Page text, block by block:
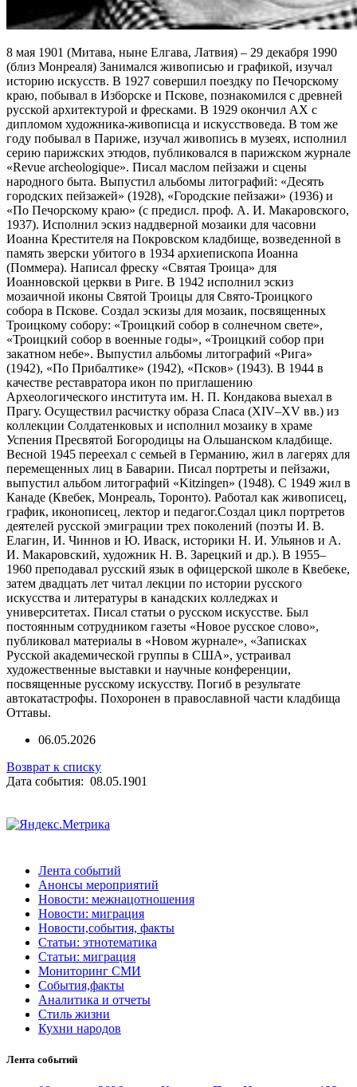
8 мая 1901 (Митава, ныне Елгава, Латвия) – 29 декабря 1990
(близ Монреаля) Занимался живописью и графикой, изучал
историю искусств. В 1927 совершил поездку по Печорскому
краю, побывал в Изборске и Пскове, познакомился с древней
русской архитектурой и фресками. В 1929 окончил АХ с
дипломом художника-живописца и искусствоведа. В том же
году побывал в Париже, изучал живопись в музеях, исполнил
серию парижских этюдов, публиковался в парижском журнале
«Revue archeologique». Писал маслом пейзажи и сцены
народного быта. Выпустил альбомы литографий: «Десять
городских пейзажей» (1928), «Городские пейзажи» (1936) и
«По Печорскому краю» (с предисл. проф. А. И. Макаровского,
1937). Исполнил эскиз наддверной мозаики для часовни
Иоанна Крестителя на Покровском кладбище, возведенной в
память зверски убитого в 1934 архиепископа Иоанна
(Поммера). Написал фреску «Святая Троица» для
Иоанновской церкви в Риге. В 1942 исполнил эскиз
мозаичной иконы Святой Троицы для Свято-Троицкого
собора в Пскове. Создал эскизы для мозаик, посвященных
Троицкому собору: «Троицкий собор в солнечном свете»,
«Троицкий собор в военные годы», «Троицкий собор при
закатном небе». Выпустил альбомы литографий «Рига»
(1942), «По Прибалтике» (1942), «Псков» (1943). В 1944 в
качестве реставратора икон по приглашению
Археологического института им. Н. П. Кондакова выехал в
Прагу. Осуществил расчистку образа Спаса (XIV–XV вв.) из
коллекции Солдатенковых и исполнил мозаику в храме
Успения Пресвятой Богородицы на Ольшанском кладбище.
Весной 1945 переехал с семьей в Германию, жил в лагерях для
перемещенных лиц в Баварии. Писал портреты и пейзажи,
выпустил альбом литографий «Kitzingen» (1948). С 1949 жил в
Канаде (Квебек, Монреаль, Торонто). Работал как живописец,
график, иконописец, лектор и педагог.Создал цикл портретов
деятелей русской эмиграции трех поколений (поэты И. В.
Елагин, И. Чиннов и Ю. Иваск, историки Н. И. Ульянов и А.
И. Макаровский, художник Н. В. Зарецкий и др.). В 1955–
1960 преподавал русский язык в офицерской школе в Квебеке,
затем двадцать лет читал лекции по истории русского
искусства и литературы в канадских колледжах и
университетах. Писал статьи о русском искусстве. Был
постоянным сотрудником газеты «Новое русское слово»,
публиковал материалы в «Новом журнале», «Записках
Русской академической группы в США», устраивал
художественные выставки и научные конференции,
посвященные русскому искусству. Погиб в результате
автокатастрофы. Похоронен в православной части кладбища
Оттавы.
06.05.2026
Возврат к списку
Дата события: 08.05.1901
Лента событий
Анонсы мероприятий
Новости: межнацотношения
Новости: миграция
Новости,события, факты
Статьи: этнотематика
Статьи: миграция
Мониторинг СМИ
События,факты
Аналитика и отчеты
Стиль жизни
Кухни народов
Лента событий